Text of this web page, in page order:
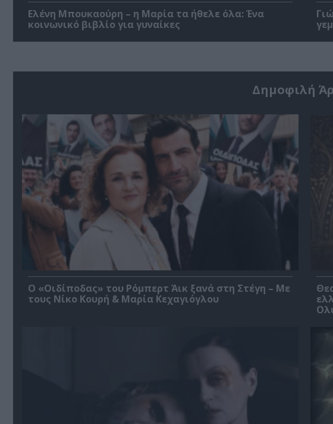
Ελένη Μπουκαούρη – η Μαρία τα ήθελε όλα: Ένα
κοινωνικό βιβλίο για γυναίκες
Δημοφιλή
O «Οιδίποδας» του Ρόμπερτ Άικ ξανά στη Στέγη – Με
τους Νίκο Κουρή & Μαρία Κεχαγιόγλου